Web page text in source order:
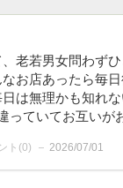
老若男女問わず
お店あったら毎
は無理かも知れ
っていてお互いが
ト(0) 2026/07/01